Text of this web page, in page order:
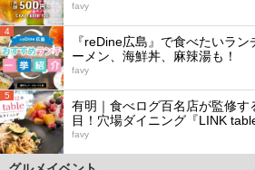
favy
4
『reDine広島』で食べたいラ
ーメン、海鮮丼、麻辣湯も！
favy
5
有明｜食べログ百名店が監修す
目！穴場ダイニング『LINK table
favy